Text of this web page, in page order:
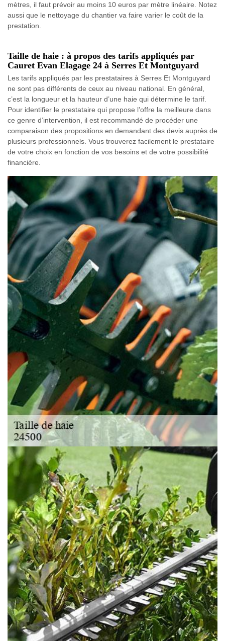
mètres, il faut prévoir au moins 10 euros par mètre linéaire. Notez
aussi que le nettoyage du chantier va faire varier le coût de la
prestation.
Taille de haie : à propos des tarifs appliqués par
Cauret Evan Elagage 24 à Serres Et Montguyard
Les tarifs appliqués par les prestataires à Serres Et Montguyard
ne sont pas différents de ceux au niveau national. En général,
c’est la longueur et la hauteur d’une haie qui détermine le tarif.
Pour identifier le prestataire qui propose l’offre la meilleure dans
ce genre d’intervention, il est recommandé de procéder une
comparaison des propositions en demandant des devis auprès de
plusieurs professionnels. Vous trouverez facilement le prestataire
de votre choix en fonction de vos besoins et de votre possibilité
financière.